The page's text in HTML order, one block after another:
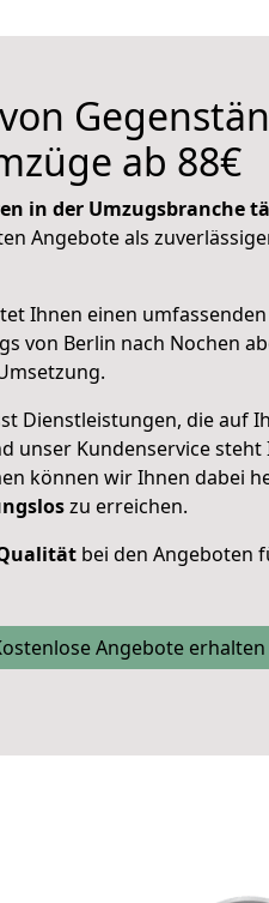
ab 88€
in der Umzugsbranche
Angebote als
Ihnen einen
von Berlin nach Nochen
Dienstleistungen, die auf
unser Kundenservice
können wir Ihnen dabei
zu erreichen.
bei den Angeboten
Angebote erhalten